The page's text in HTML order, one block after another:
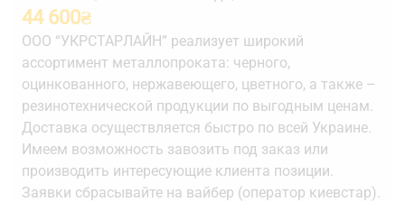
44 600₴
ООО “УКРСТАРЛАЙН” реализует широкий
ассортимент металлопроката: черного,
оцинкованного, нержавеющего, цветного, а также –
резинотехнической продукции по выгодным ценам.
Доставка осуществляется быстро по всей Украине.
Имеем возможность завозить под заказ или
производить интересующие клиента позиции.
Заявки сбрасывайте на вайбер (оператор киевстар).